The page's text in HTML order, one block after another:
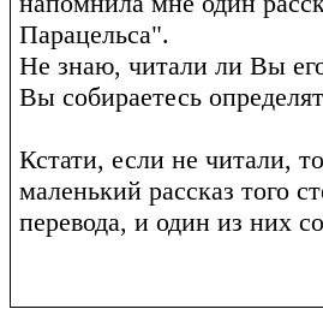
Парацельса".
Не знаю, читали ли Вы
Вы собираетесь
Кстати, если не читали,
маленький рассказ того
перевода, и один из них